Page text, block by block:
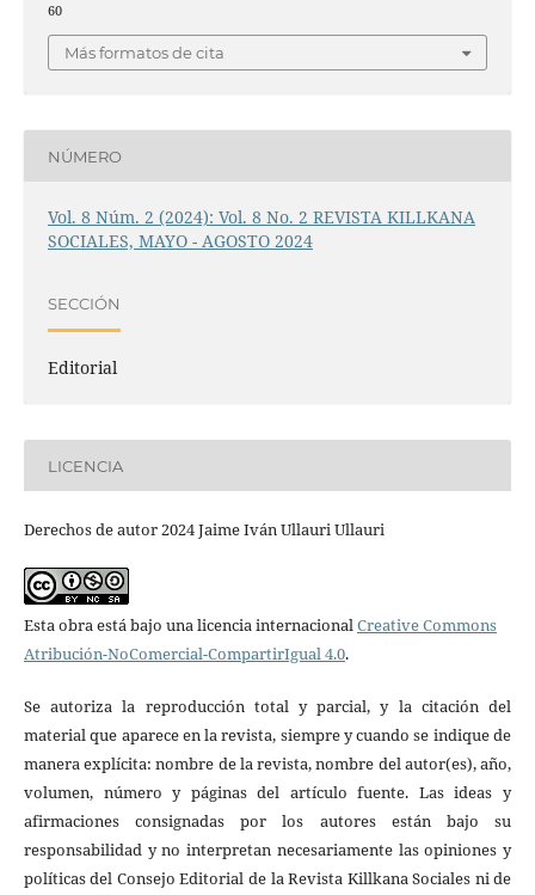
60
Más formatos de cita
NÚMERO
Vol. 8 Núm. 2 (2024): Vol. 8 No. 2 REVISTA KILLKANA
SOCIALES, MAYO - AGOSTO 2024
SECCIÓN
Editorial
LICENCIA
Derechos de autor 2024 Jaime Iván Ullauri Ullauri
Esta obra está bajo una licencia internacionalCreative Commons
Atribución-NoComercial-CompartirIgual 4.0.
Se autoriza la reproducción total y parcial, y la citación del
material que aparece en la revista, siempre y cuando se indique de
manera explícita: nombre de la revista, nombre del autor(es), año,
volumen, número y páginas del artículo fuente. Las ideas y
afirmaciones consignadas por los autores están bajo su
responsabilidad y no interpretan necesariamente las opiniones y
políticas del Consejo Editorial de la Revista Killkana Sociales ni de